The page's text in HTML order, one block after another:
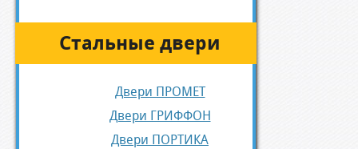
Стальные двери
Двери ПРОМЕТ
Двери ГРИФФОН
Двери ПОРТИКА